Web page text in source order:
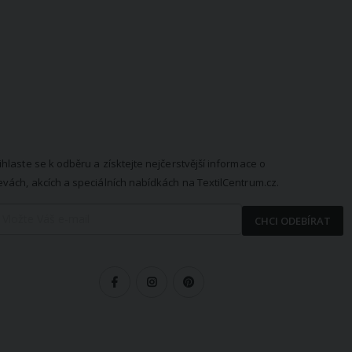
se k odběru a získtejte nejčerstvější informace o
akcích a speciálních nabídkách na TextilCentrum.cz.
CHCI ODEBÍRAT